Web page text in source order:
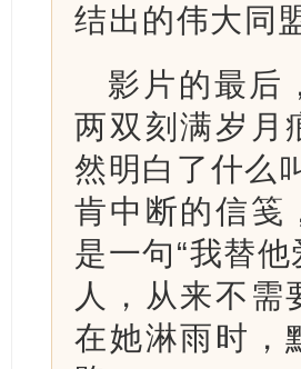
结出的伟大同
影片的最后
两双刻满岁月
然明白了什么
肯中断的信笺
是一句“我替
人，从来不
在她淋雨时，